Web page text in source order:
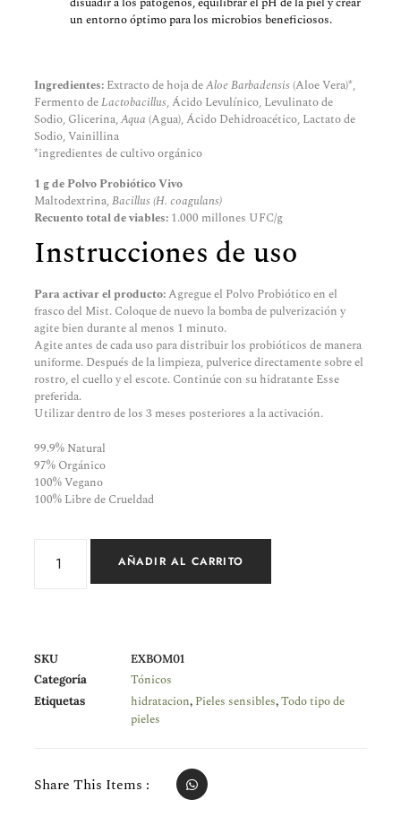
un entorno óptimo para los microbios beneficiosos.
Ingredientes: Extracto de hoja deAloe Barbadensis(Aloe Vera)*,
Fermento deLactobacillus, Ácido Levulínico, Levulinato de
Sodio, Glicerina,Aqua (Agua), Ácido Dehidroacético, Lactato de
Sodio, Vainillina
*ingredientes de cultivo orgánico
1 g de Polvo Probiótico Vivo
Maltodextrina,Bacillus (H. coagulans)
Recuento total de viables: 1.000 millones UFC/g
Instrucciones de uso
Para activar el producto:Agregue el Polvo Probiótico en el
frasco del Mist. Coloque de nuevo la bomba de pulverización y
agite bien durante al menos 1 minuto.
Agite antes de cada uso para distribuir los probióticos de manera
uniforme. Después de la limpieza, pulverice directamente sobre el
rostro, el cuello y el escote. Continúe con su hidratante Esse
preferida.
Utilizar dentro de los 3 meses posteriores a la activación.
99.9% Natural
97% Orgánico
100% Vegano
100% Libre de Crueldad
AÑADIR AL CARRITO
SKU
EXBOM01
Categoría
Tónicos
Etiquetas hidratacion, Pieles sensibles,Todo tipo de
pieles
Share This Items :